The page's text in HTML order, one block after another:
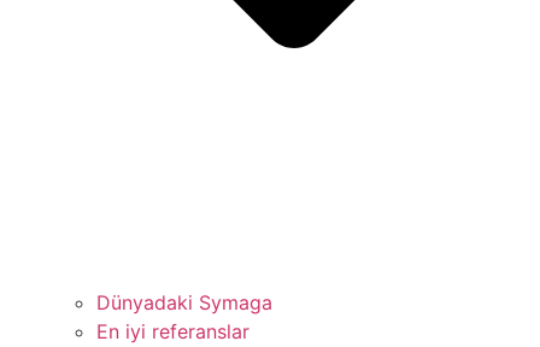
Dünyadaki Symaga
En iyi referanslar